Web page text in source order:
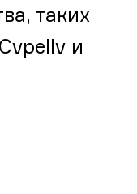
таких
и